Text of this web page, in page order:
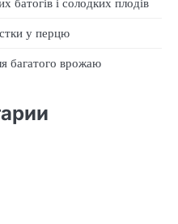
у перцю
багатого врожаю